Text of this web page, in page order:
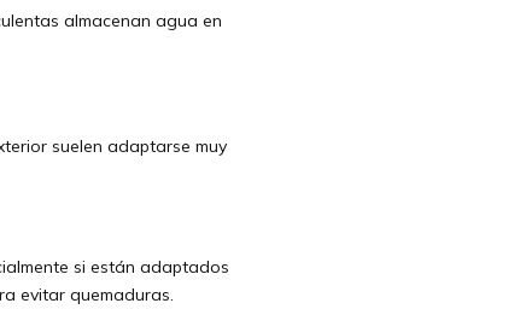
almacenan agua en
suelen adaptarse muy
si están adaptados
evitar quemaduras.